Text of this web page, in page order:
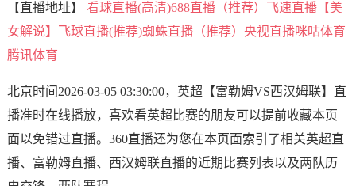
【直播地址】 看球直播(高清)688直播（推荐） 飞速直播【美
女解说】 飞球直播(推荐)蜘蛛直播（推荐） 央视直播咪咕体育
腾讯体育
北京时间2026-03-05 03:30:00，英超【富勒姆VS西汉姆联】直
播准时在线播放，喜欢看英超比赛的朋友可以提前收藏本页
面以免错过直播。360直播还为您在本页面索引了相关英超直
播、富勒姆直播、西汉姆联直播的近期比赛列表以及两队历